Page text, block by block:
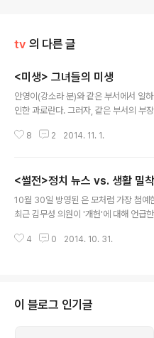
tv 의 다른 글
<미생> 그녀들의 미생
안영이(강소라 분)와 같은 부서에서 일
인한 과로란다. 그러자, 같은 부서의 부
여자들은 문제라고 툴툴거리고, 그 옆의
지마!'라고. 10월 15일 방영된 에는, 직
결국은 여성으로서 봉착하게 되는 어려
원생 중 여성 비율이 2014년에 들어
8 2 2014. 11. 1.
<썰전>정치 뉴스 vs. 생활 밀
10월 30일 방영된 은 모처럼 가장 첨예
최근 김무성 의원이 '개헌'에 대해 언급
중국까지 건너가서 기자들을 앞에 놓고
우선 실수였음을 사과했음에도 불구하
스쳐지나가는 발언이 아니었음을, 그런
4 0 2014. 10. 31.
이 블로그 인기글